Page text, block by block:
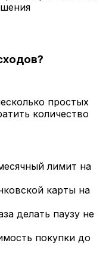
простых
количество
лимит на
карты на
делать паузу не
покупки до